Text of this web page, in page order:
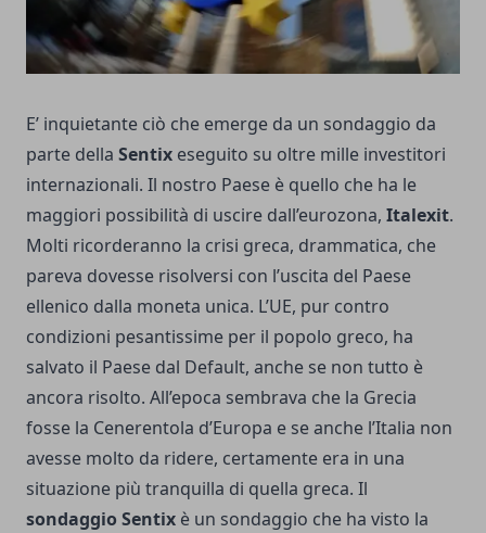
E’ inquietante ciò che emerge da un sondaggio da
parte della Sentix eseguito su oltre mille investitori
internazionali. Il nostro Paese è quello che ha le
maggiori possibilità di uscire dall’eurozona, Italexit.
Molti ricorderanno la crisi greca, drammatica, che
pareva dovesse risolversi con l’uscita del Paese
ellenico dalla moneta unica. L’UE, pur contro
condizioni pesantissime per il popolo greco, ha
salvato il Paese dal Default, anche se non tutto è
ancora risolto. All’epoca sembrava che la Grecia
fosse la Cenerentola d’Europa e se anche l’Italia non
avesse molto da ridere, certamente era in una
situazione più tranquilla di quella greca. Il
sondaggio Sentix è un sondaggio che ha visto la